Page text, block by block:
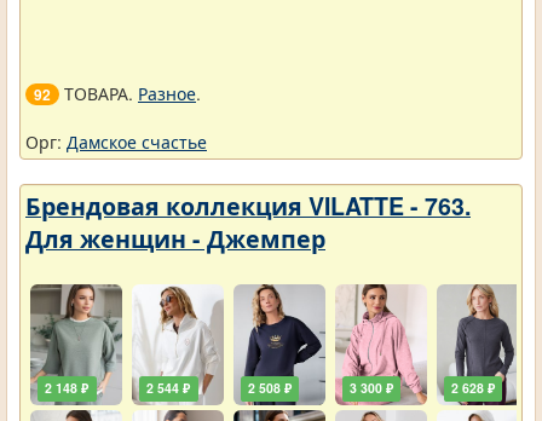
92 ТОВАРА. Разное.
Орг: Дамское счастье
Брендовая коллекция VILATTE - 763.
Для женщин - Джемпер
2 148 ₽ 2 544 ₽ 2 508 ₽ 3 300 ₽ 2 628 ₽